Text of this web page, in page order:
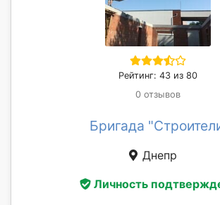
Рейтинг: 43 из 80
0 отзывов
Бригада
Днепр
Личность